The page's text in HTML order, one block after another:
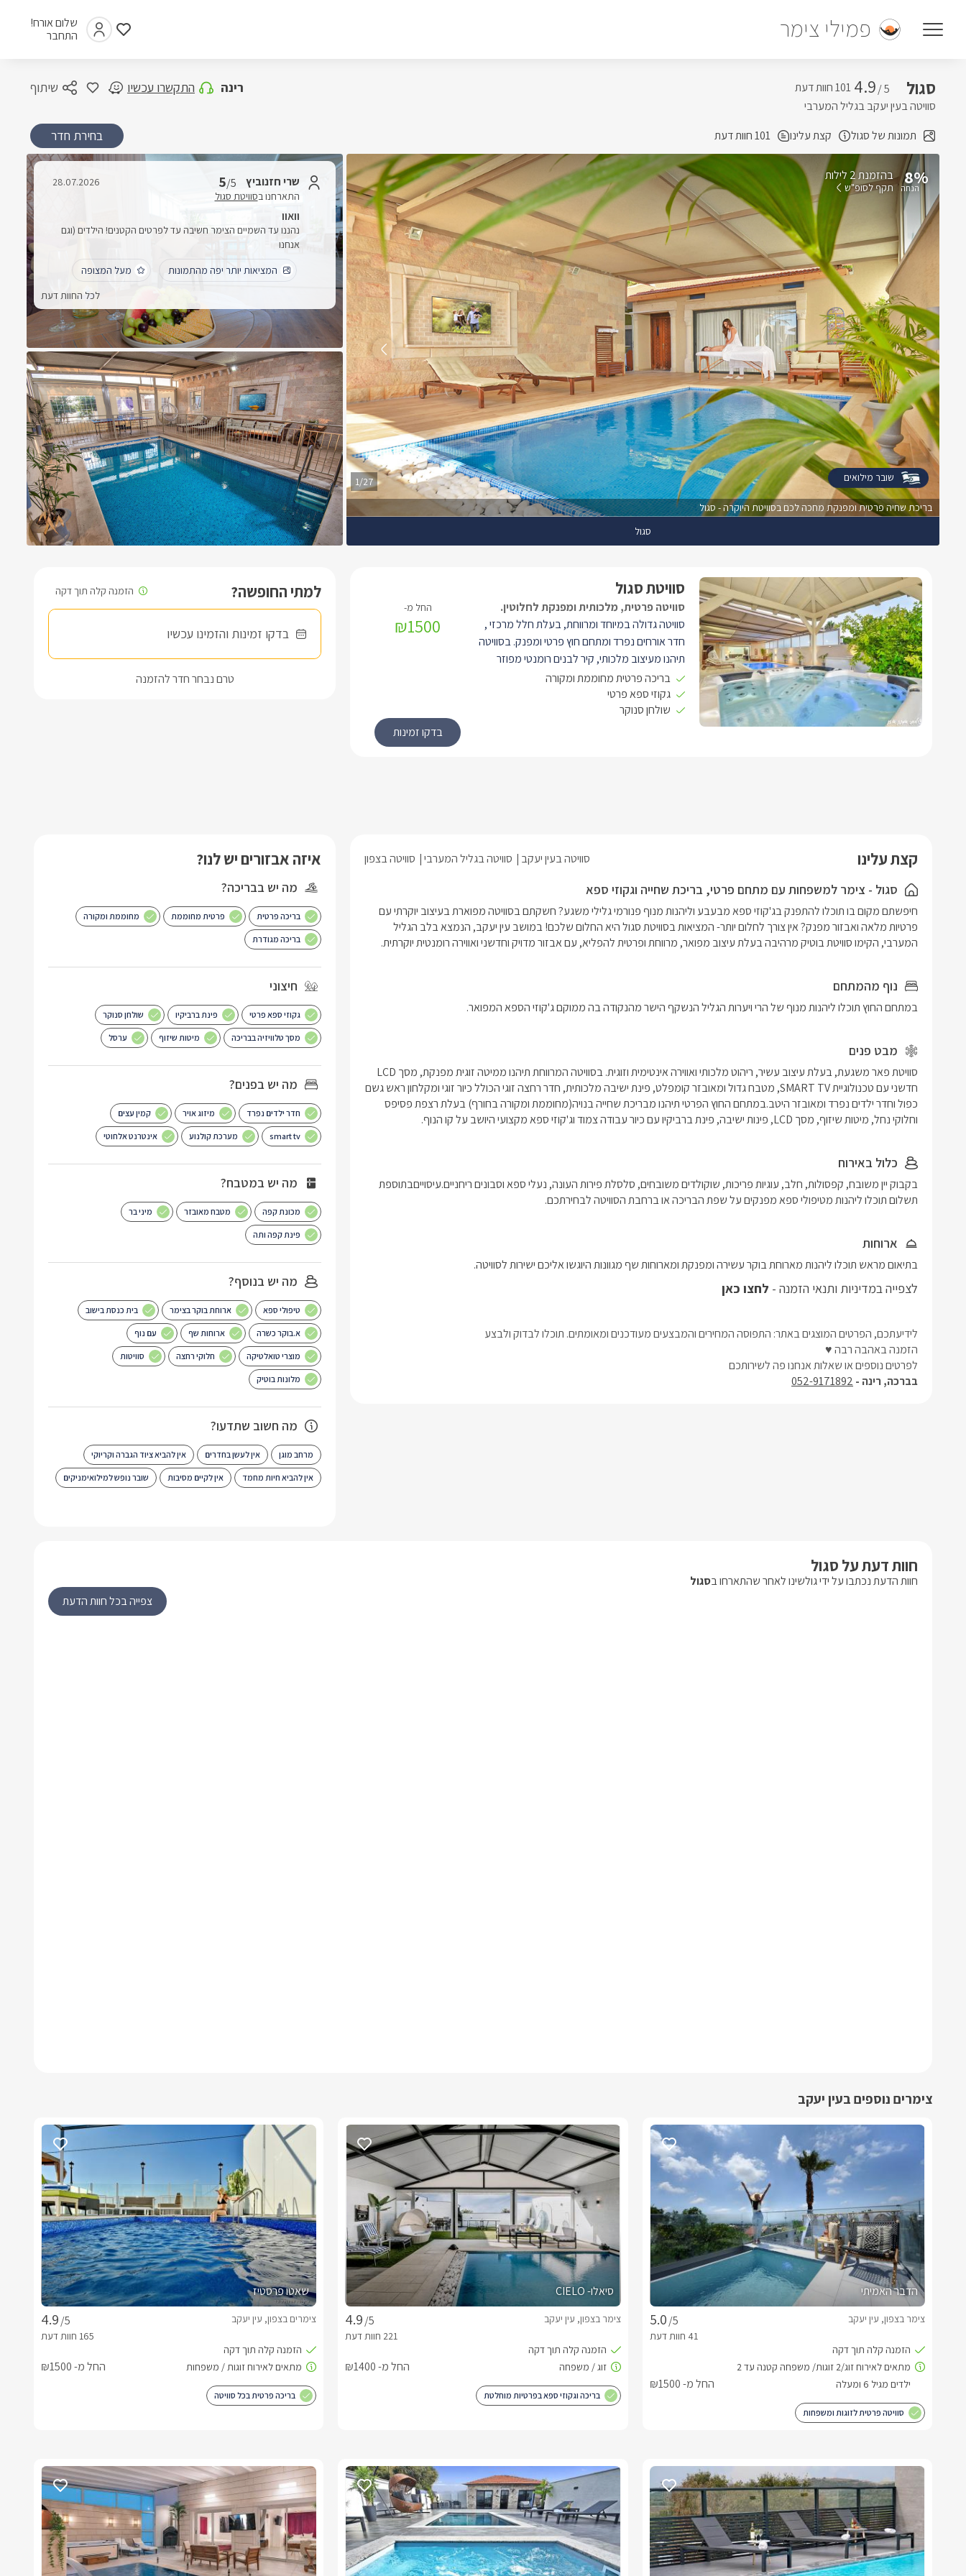
פמילי צימר
שלום אורח!
התחבר
סגול 5 /
4.9
סוויטה בעין יעקב בגליל המערבי
תמונות של סגול
קצת עלינו 101 חוות דעת
שיתוף רינה התקשרו עכשיו
בחירת חדר
בריכת שחיה פרטית ומפנקת מחכה לכם בסוויטת היוקרה - סגול
1/27
סגול
8% בהזמנת 2 לילות
תקף לסופ"ש שרי חזנוביץ 5/5
התארחנו בסוויטת סגול
28.07.2026
וואוו
נהננו עד השמיים הצימר חשיבה עד לפרטים הקטנים! הילדים (וגם
אנחנו
המציאות יותר יפה מהתמונות
מעל המצופה
לכל החוות דעת
שובר מילואים
למתי החופשה?
בדקו זמינות והזמינו עכשיו
טרם נבחר חדר להזמנה
סוויטת סגול
סוויטה פרטית, מלכותית ומפנקת לחלוטין.
סוויטה גדולה במיוחד ומרווחת, בעלת חלל מרכזי ,
חדר אורחים נפרד ומתחם חוץ פרטי ומפנק. בסוויטה
תיהנו מעיצוב מלכותי, קיר לבנים רומנטי מפוזר
ברחבי הסוויטה, פינות ישיבה יוקרתיות ונוחות, מטבח
מקצועית, תנור אפייה ועוד. חדר אורחים נפרד הכולל
ישיבה נוחה, שולחן סנוקר, ערסל מעוצב, מיטות
שיזןף, בריכת שחייה בנויה וחלוקי נחל לצדה, ג'קוזי
ספא מפואר ונוף פנורמי מרהיב הניתן לצפייה הישר
מהג'קוזי, שלא במקרה הונח שם... מחשבה יוצרת
מציאות!
בריכה פרטית מחוממת ומקורה
גקוזי ספא פרטי
שולחן סנוקר
₪1500
קצת עלינו סוויטה בעין יעקב סוויטה בגליל המערבי סוויטה בצפון
סגול - צימר למשפחות עם מתחם פרטי, בריכת שחייה וגקוזי ספא
המערבי, הקימו סוויטת בוטיק מרהיבה בעלת עיצוב מפואר, מרווחת ופרטית להפליא, עם אבזור מדויק וחדשני ואווירה רומנטית יוקרתית.
נוף מהמתחם
במתחם החוץ תוכלו ליהנות מנוף של הרי ויערות הגליל הנשקף הישר מהנקודה בה ממוקם ג'קוזי הספא המפואר.
מבט פנים
וחלוקי נחל, מיטות שיזוף, מסך LCD, פינות ישיבה, פינת ברביקיו עם כיור עבודה צמוד וג'קוזי ספא מקצועי היושב על קו הנוף.
כלול באירוח
תשלום תוכלו ליהנות מטיפולי ספא מפנקים על שפת הבריכה או ברחבת הסוויטה לבחירתכם.
ארוחות
בתיאום מראש תוכלו ליהנות מארוחת בוקר עשירה ומפנקת ומארוחות שף מגוונות היוגשו אליכם ישירות לסוויטה.
לצפייה במדיניות ותנאי הזמנה - לחצו כאן
לידיעתכם, הפרטים המוצגים באתר: התפוסה המחירים והמבצעים מעודכנים ומאומתים. תוכלו לבדוק ולבצע
הזמנה באהבה רבה ♥
לפרטים נוספים או שאלות אנחנו פה לשירותכם
בברכה, רינה - 052-9171892
איזה אבזורים יש לנו?
מה יש בבריכה?
בריכה פרטית פרטית מחוממת מחוממת ומקורה
בריכה מגודרת
חיצוני
גקוזי ספא פרטי פינת ברביקיו שולחן סנוקר
מסך טלוויזיה בבריכה מיטות שיזוף ערסל
מה יש בפנים?
חדר ילדים נפרד מיזוג אויר קמין עצים
smart tv מערכת קולנוע אינטרנט אלחוטי
מה יש במטבח?
מכונת קפה מטבח מאובזר מיני בר
פינת קפה ותה
מה יש בנוסף?
טיפולי ספא ארוחת בוקר בצימר בית כנסת בישוב
א.בוקר כשרה ארוחות שף עם נוף
מוצרי טואלטיקה חלוקי רחצה סוויטות
מלונות בוטיק
מה חשוב שתדעו?
מרחב מוגן אין לעשן בחדרים אין להביא ציוד הגברה וקריוקי
אין להביא חיות מחמד אין לקיים מסיבות שובר נופש למילואימניקים
חוות דעת על סגול
חוות הדעת נכתבו על ידי גולשינו לאחר שהתארחו בסגול
צפייה בכל חוות הדעת
צימרים נוספים בעין יעקב
הדבר האמיתי
/5
צימר בצפון, עין יעקב
החל מ- ₪1500
סוויטה פרטית לזוגות ומשפחות
סיאלו- CIELO
/5
צימר בצפון, עין יעקב
החל מ- ₪1400
בריכה וגקוזי ספא בפרטיות מוחלטת
שאטו פרסטיז
/5
צימרים בצפון, עין יעקב
החל מ- ₪1500
בריכה פרטית בכל סוויטה